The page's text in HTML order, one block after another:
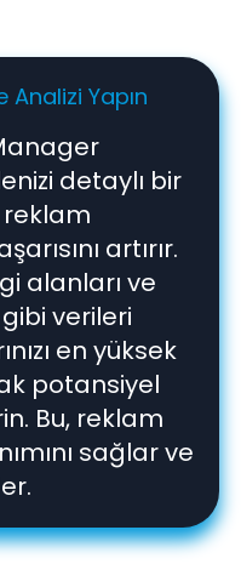
Analizi Yapın
detaylı bir
artırır.
alanları ve
gibi verileri
en yüksek
potansiyel
Bu, reklam
sağlar ve